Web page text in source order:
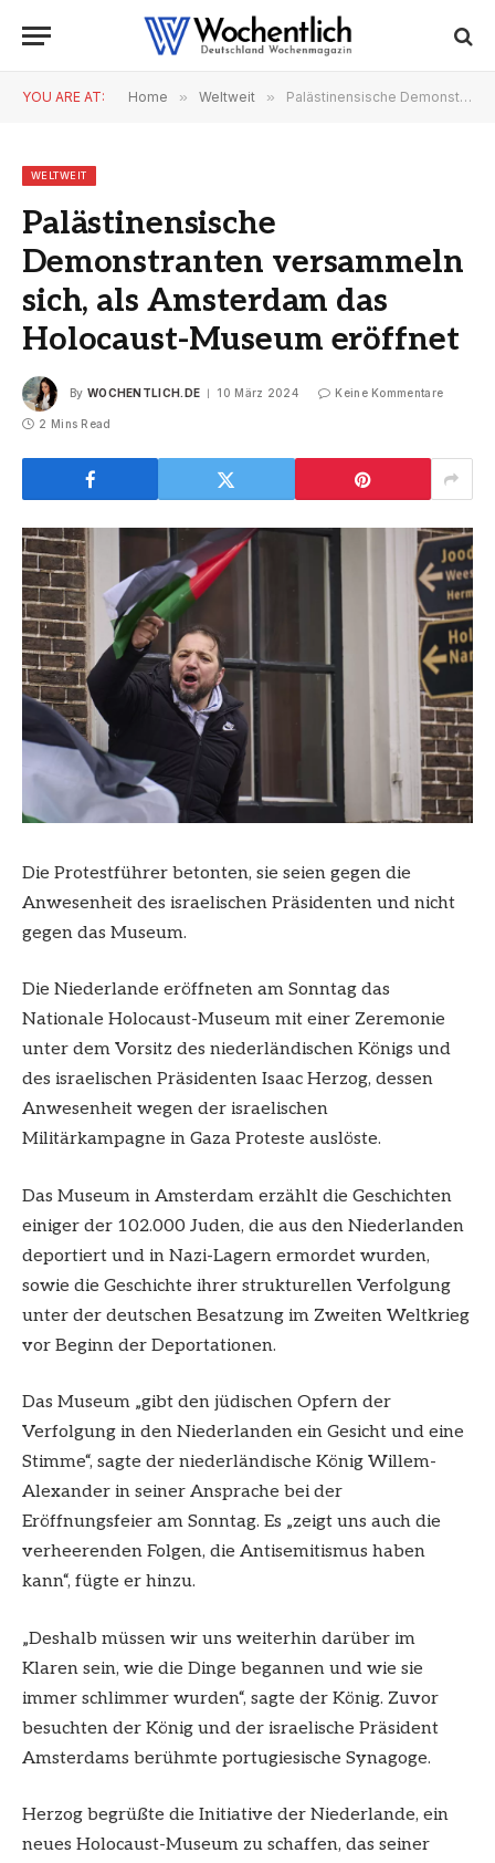
YOU ARE AT: Home » Weltweit » Palästinensische Demonstranten versammeln sich, als Amsterdam das Holocaust-Museum eröffnet
WELTWEIT
Palästinensische
Demonstranten versammeln
sich, als Amsterdam das
Holocaust-Museum eröffnet
By WOCHENTLICH.DE 10 März 2024 Keine Kommentare
2 Mins Read
Die Protestführer betonten, sie seien gegen die
Anwesenheit des israelischen Präsidenten und nicht
gegen das Museum.
Die Niederlande eröffneten am Sonntag das
Nationale Holocaust-Museum mit einer Zeremonie
unter dem Vorsitz des niederländischen Königs und
des israelischen Präsidenten Isaac Herzog, dessen
Anwesenheit wegen der israelischen
Militärkampagne in Gaza Proteste auslöste.
Das Museum in Amsterdam erzählt die Geschichten
einiger der 102.000 Juden, die aus den Niederlanden
deportiert und in Nazi-Lagern ermordet wurden,
sowie die Geschichte ihrer strukturellen Verfolgung
unter der deutschen Besatzung im Zweiten Weltkrieg
vor Beginn der Deportationen.
Das Museum „gibt den jüdischen Opfern der
Verfolgung in den Niederlanden ein Gesicht und eine
Stimme“, sagte der niederländische König Willem-
Alexander in seiner Ansprache bei der
Eröffnungsfeier am Sonntag. Es „zeigt uns auch die
verheerenden Folgen, die Antisemitismus haben
kann“, fügte er hinzu.
„Deshalb müssen wir uns weiterhin darüber im
Klaren sein, wie die Dinge begannen und wie sie
immer schlimmer wurden“, sagte der König. Zuvor
besuchten der König und der israelische Präsident
Amsterdams berühmte portugiesische Synagoge.
Herzog begrüßte die Initiative der Niederlande, ein
neues Holocaust-Museum zu schaffen, das seiner